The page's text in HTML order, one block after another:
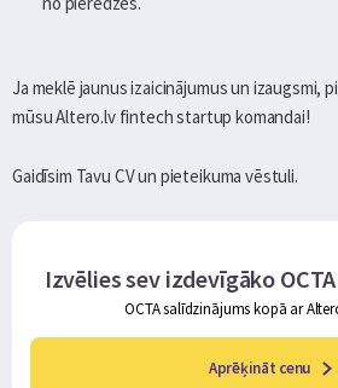
Ja meklē jaunus izaicinājumus un izaugsmi,
mūsu Altero.lv fintech startup komandai!
Gaidīsim Tavu CV un pieteikuma vēstuli.
Izvēlies sev izdevīgāko
OCTA salīdzinājums kopā ar
Aprēķināt cenu